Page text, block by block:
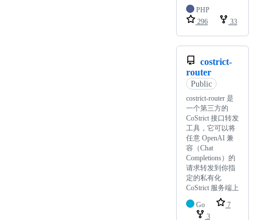
PHP
296
33
costrict-
router
Public
costrict-router 是
一个第三方的
CoStrict 接口转发
工具，它可以将
任意 OpenAI 兼
容（Chat
Completions）的
请求转发到你指
定的私有化
CoStrict 服务端上
Go
7
3